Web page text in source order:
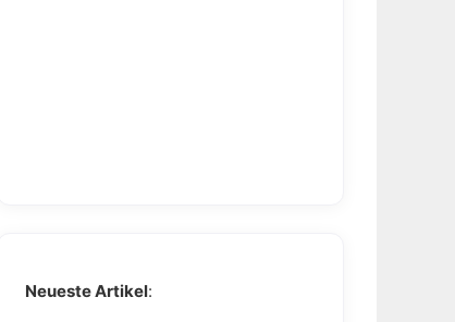
Neueste Artikel: